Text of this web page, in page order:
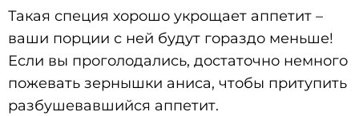
Такая специя хорошо укрощает аппетит –
ваши порции с ней будут гораздо меньше!
Если вы проголодались, достаточно немного
пожевать зернышки аниса, чтобы притупить
разбушевавшийся аппетит.